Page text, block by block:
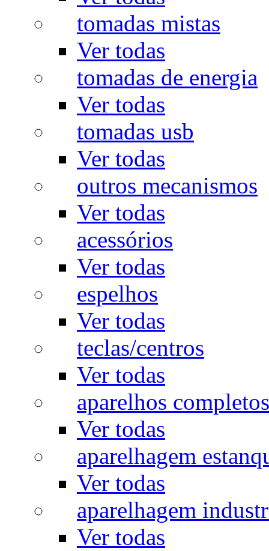
tomadas mistas
Ver todas
tomadas de energia
Ver todas
tomadas usb
Ver todas
outros mecanismos
Ver todas
acessórios
Ver todas
espelhos
Ver todas
teclas/centros
Ver todas
aparelhos completos
Ver todas
aparelhagem
Ver todas
aparelhagem
Ver todas